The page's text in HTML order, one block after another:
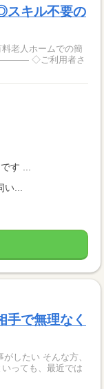
スキル不要の
ホームでの簡
者さ
す ...
...
手で無理なく
んな方、